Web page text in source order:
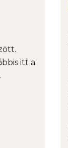
itt a